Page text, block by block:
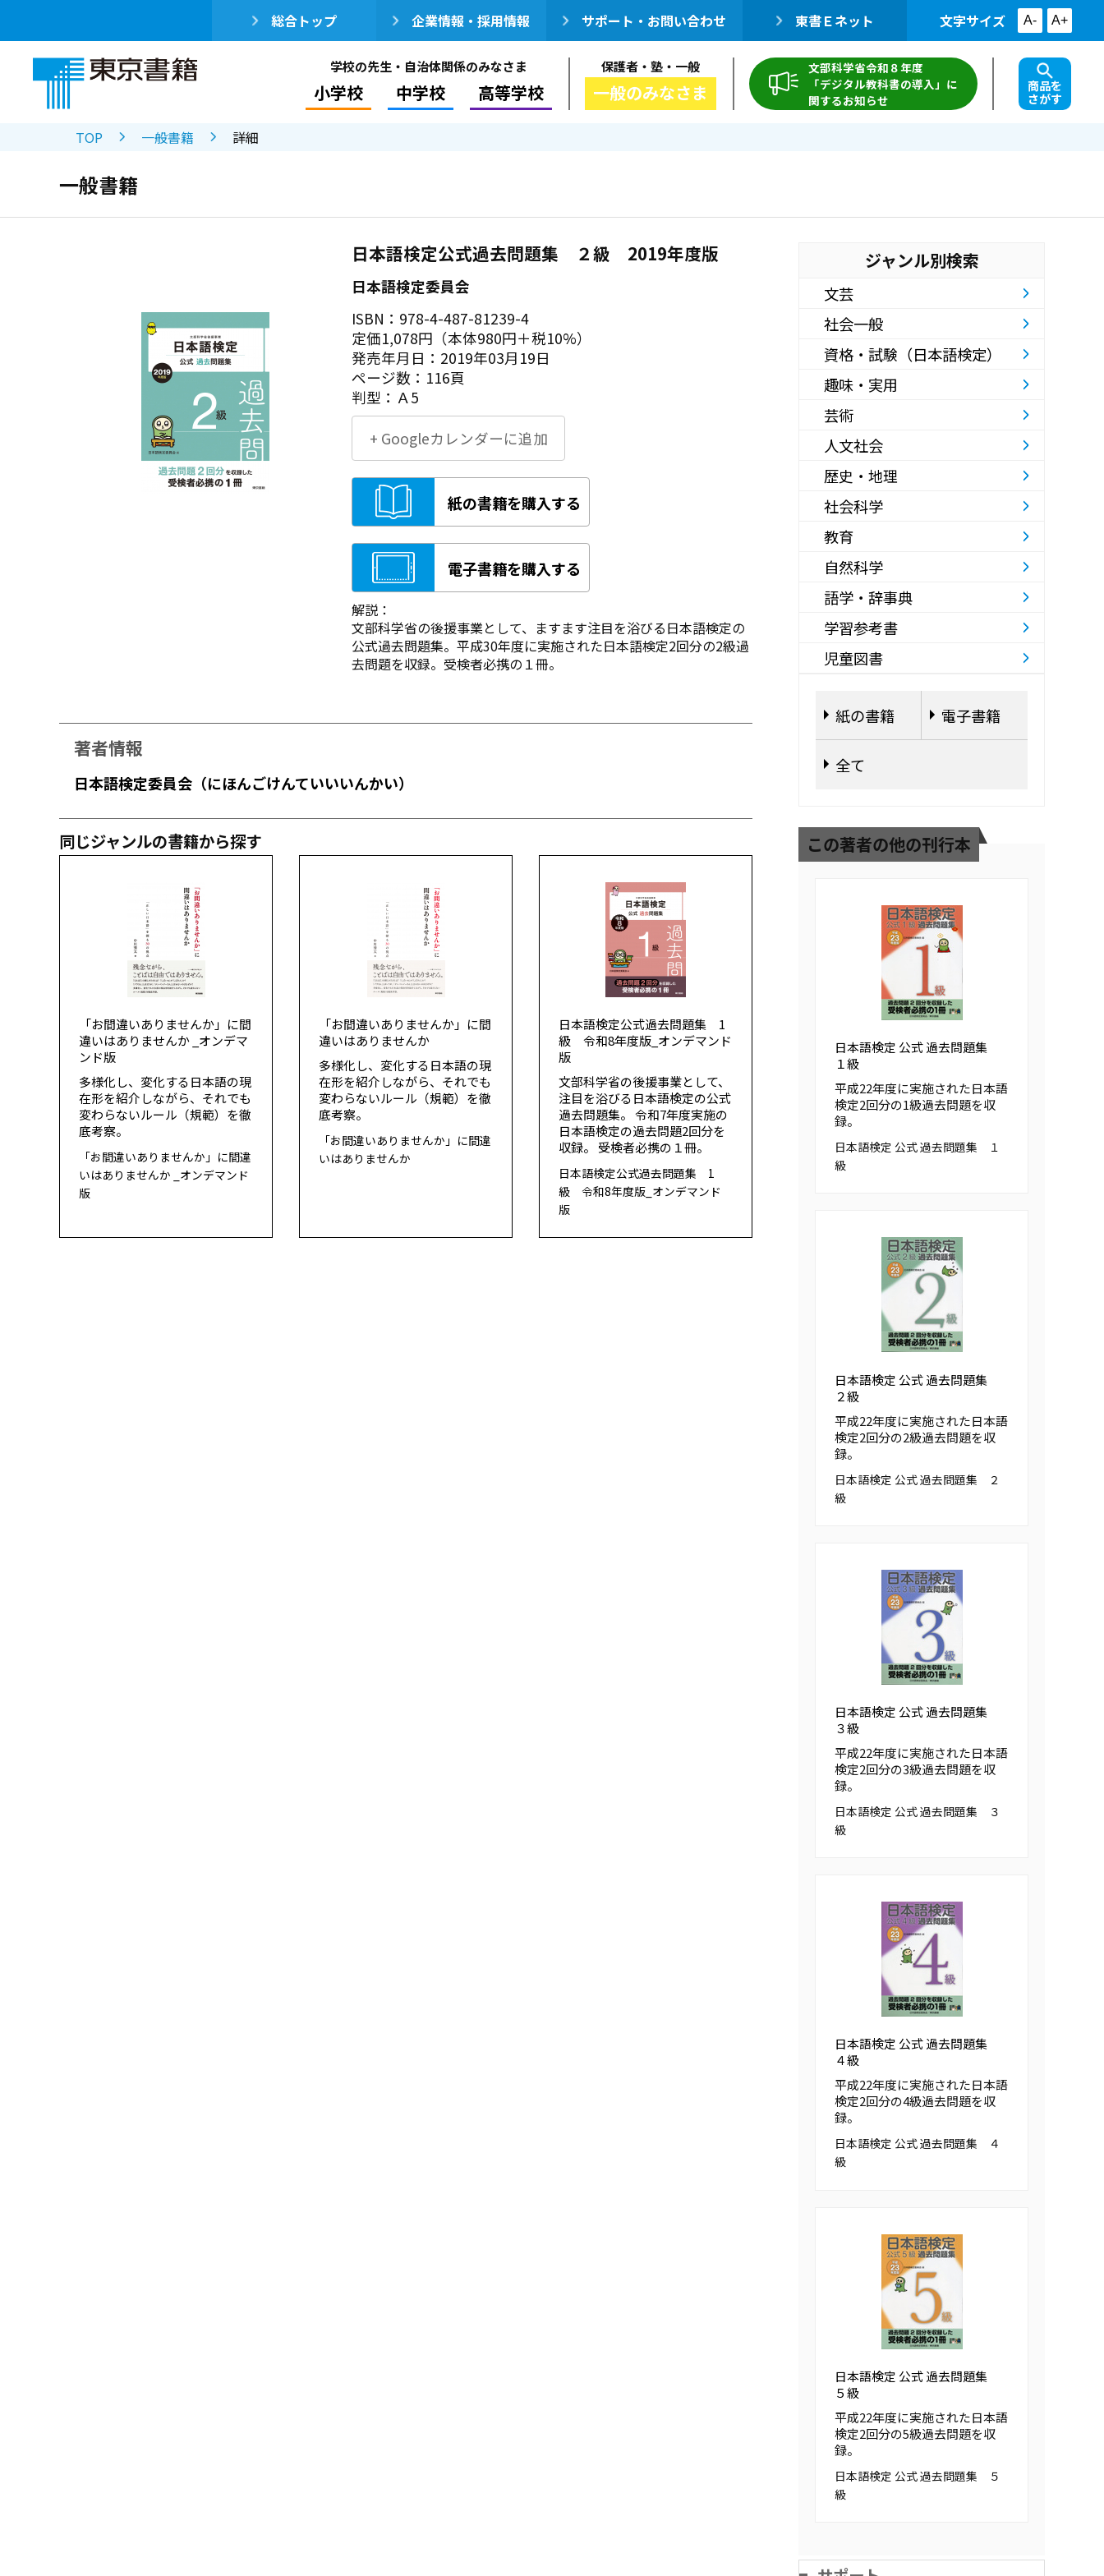
総合トップ 企業情報・採用情報 サポート・お問い合わせ 東書Ｅネット 文字サイズ A- A+
学校の先生・自治体関係のみなさま
小学校 中学校 高等学校
保護者・塾・一般
一般のみなさま
文部科学省令和８年度
「デジタル教科書の導入」に
関するお知らせ
商品を
さがす
TOP 一般書籍 詳細
一般書籍
日本語検定公式過去問題集 ２級 2019年度版
日本語検定委員会
ISBN：978-4-487-81239-4
定価1,078円（本体980円＋税10%）
発売年月日：2019年03月19日
ページ数：116頁
判型：Ａ5
+ Googleカレンダーに追加
紙の書籍を購入する
電子書籍を購入する
解説：
文部科学省の後援事業として、ますます注目を浴びる日本語検定の
公式過去問題集。平成30年度に実施された日本語検定2回分の2級過
去問題を収録。受検者必携の１冊。
著者情報
日本語検定委員会（にほんごけんていいいんかい）
同じジャンルの書籍から探す
「お間違いありませんか」に間
違いはありませんか _オンデマ
ンド版
多様化し、変化する日本語の現
在形を紹介しながら、それでも
変わらないルール（規範）を徹
底考察。
「お間違いありませんか」に間違
いはありませんか _オンデマンド
版
「お間違いありませんか」に間
違いはありませんか
多様化し、変化する日本語の現
在形を紹介しながら、それでも
変わらないルール（規範）を徹
底考察。
「お間違いありませんか」に間違
いはありませんか
日本語検定公式過去問題集 1
級 令和8年度版_オンデマンド
版
文部科学省の後援事業として、
注目を浴びる日本語検定の公式
過去問題集。 令和7年度実施の
日本語検定の過去問題2回分を
収録。 受検者必携の１冊。
日本語検定公式過去問題集 1
級 令和8年度版_オンデマンド
版
ジャンル別検索
文芸
社会一般
資格・試験（日本語検定）
趣味・実用
芸術
人文社会
歴史・地理
社会科学
教育
自然科学
語学・辞事典
学習参考書
児童図書
紙の書籍 電子書籍
全て
この著者の他の刊行本
日本語検定 公式 過去問題集
１級
平成22年度に実施された日本語
検定2回分の1級過去問題を収
録。
日本語検定 公式 過去問題集 １
級
日本語検定 公式 過去問題集
２級
平成22年度に実施された日本語
検定2回分の2級過去問題を収
録。
日本語検定 公式 過去問題集 ２
級
日本語検定 公式 過去問題集
３級
平成22年度に実施された日本語
検定2回分の3級過去問題を収
録。
日本語検定 公式 過去問題集 ３
級
日本語検定 公式 過去問題集
４級
平成22年度に実施された日本語
検定2回分の4級過去問題を収
録。
日本語検定 公式 過去問題集 ４
級
日本語検定 公式 過去問題集
５級
平成22年度に実施された日本語
検定2回分の5級過去問題を収
録。
日本語検定 公式 過去問題集 ５
級